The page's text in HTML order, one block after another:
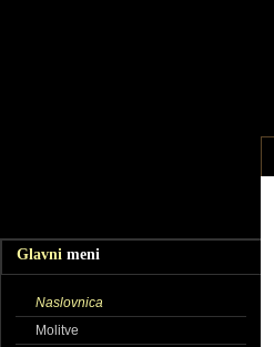
Glavni meni
Naslovnica
Molitve